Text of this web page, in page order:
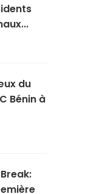
du
Bénin à